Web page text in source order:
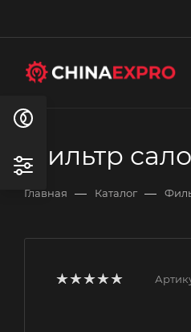
Фильтр
Главная — Каталог —